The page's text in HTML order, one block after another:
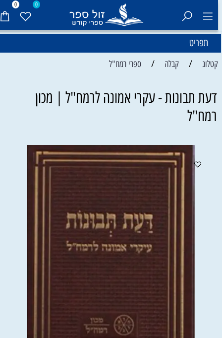
0 0
תפריט
קטלוג / קבלה / ספרי רמח"ל
דעת תבונות - עקרי אמונה לרמח"ל | מכון
רמח"ל